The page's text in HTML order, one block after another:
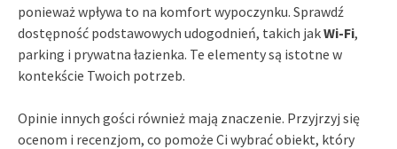
ponieważ wpływa to na komfort wypoczynku. Sprawdź
dostępność podstawowych udogodnień, takich jakWi-Fi,
parking i prywatna łazienka. Te elementy są istotne w
kontekście Twoich potrzeb.
Opinie innych gości również mają znaczenie. Przyjrzyj się
ocenom i recenzjom, co pomoże Ci wybrać obiekt, który